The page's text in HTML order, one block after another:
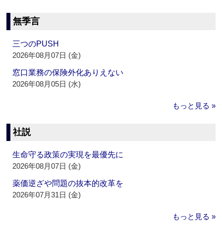
無季言
三つのPUSH
2026年08月07日 (金)
窓口業務の保険外化ありえない
2026年08月05日 (水)
もっと見る »
社説
生命守る政策の実現を最優先に
2026年08月07日 (金)
薬価逆ざや問題の抜本的改革を
2026年07月31日 (金)
もっと見る »